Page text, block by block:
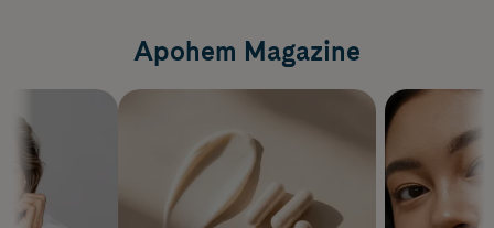
Apohem Magazine